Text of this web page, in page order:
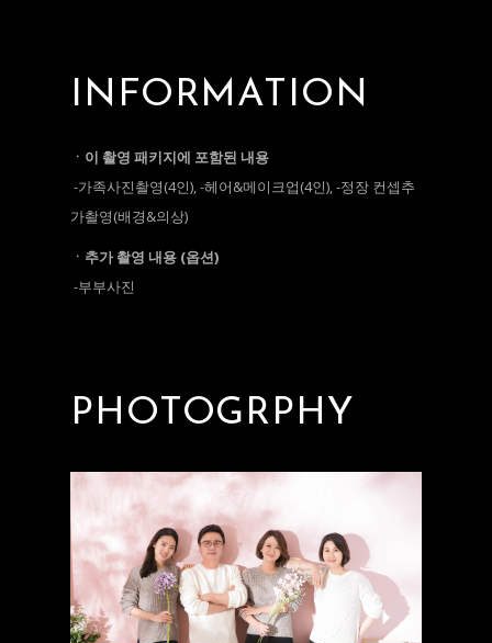
INFORMATION
ㆍ이 촬영 패키지에 포함된 내용
-가족사진촬영(4인), -헤어&메이크업(4인), -정장 컨셉추
가촬영(배경&의상)
ㆍ추가 촬영 내용 (옵션)
-부부사진
PHOTOGRPHY